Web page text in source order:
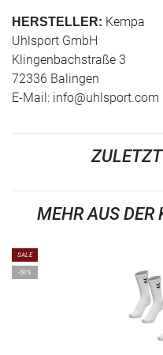
HERSTELLER: Kempa
Uhlsport GmbH
Klingenbachstraße 3
72336 Balingen
E-Mail: info@uhlsport.com
MEHR AUS DER
SALE
-50%